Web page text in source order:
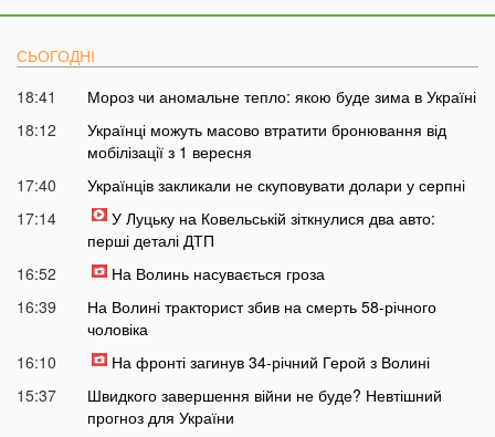
СЬОГОДНІ
18:41
Мороз чи аномальне тепло: якою буде зима в Україні
18:12
Українці можуть масово втратити бронювання від
мобілізації з 1 вересня
17:40
Українців закликали не скуповувати долари у серпні
17:14
У Луцьку на Ковельській зіткнулися два авто:
перші деталі ДТП
16:52
На Волинь насувається гроза
16:39
На Волині тракторист збив на смерть 58-річного
чоловіка
16:10
На фронті загинув 34-річний Герой з Волині
15:37
Швидкого завершення війни не буде? Невтішний
прогноз для України